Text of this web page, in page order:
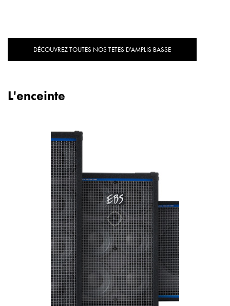
DÉCOUVREZ TOUTES NOS TETES D'AMPLIS BASSE
L'enceinte